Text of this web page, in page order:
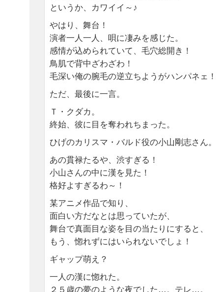
というか、カワイイ～♪
やはり、舞台！
演者一人一人、唄に凄みを感じた。
感情が込められていて、毛穴総開き！
鳥肌で背中ざわざわ！
毛深い俺の腕毛の逆立ちようがハンパネェ！
ただ、最後に一言。
Ｔ・クダカ。
終始、彼に目を奪われちまった。
ひげのカリスマ・バルド役の小山剛志さん。
あの貫禄たるや、渋すぎる！
小山さんの中に漢を見た！
格好よすぎるわ～！
某アニメ作品で知り、
面白い方だなとは思っていたが、
舞台で真面目な姿を目の当たりにすると、
もう、惚れずにはいられないでしょ！
ギャップ萌え？
一人の漢に惚れた。
２５歳の夢のような夜でした…。テレ…。